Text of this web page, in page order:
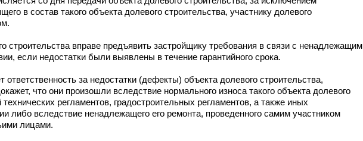
в состав такого объекта долевого строительства, участнику долевого
строительства вправе предъявить застройщику требования в связи с ненадлежащим
если недостатки были выявлены в течение гарантийного срока.
за недостатки (дефекты) объекта долевого строительства,
что они произошли вследствие нормального износа такого объекта долевого
регламентов, градостроительных регламентов, а также иных
либо вследствие ненадлежащего его ремонта, проведенного самим участником
лицами.